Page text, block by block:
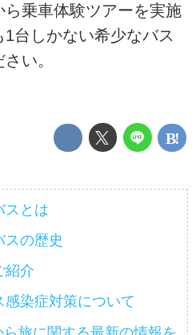
ら乗車体験ツアーを実施
台しかない希少なバス
い。
スとは
スの歴史
紹介
染症対策について